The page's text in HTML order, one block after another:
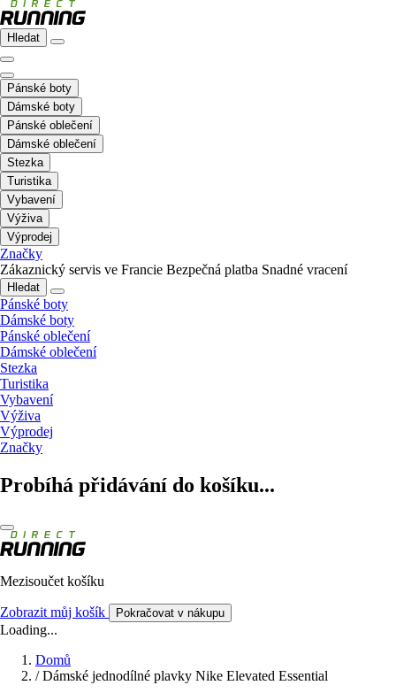
Hledat
Pánské boty
Dámské boty
Pánské oblečení
Dámské oblečení
Stezka
Turistika
Vybavení
Výživa
Výprodej
Značky
Zákaznický servis ve Francie Bezpečná platba Snadné vracení
Hledat
Pánské boty
Dámské boty
Pánské oblečení
Dámské oblečení
Stezka
Turistika
Vybavení
Výživa
Výprodej
Značky
Probíhá přidávání do košíku...
Mezisoučet košíku
Zobrazit můj košík Pokračovat v nákupu
Loading...
Domů
/ Dámské jednodílné plavky Nike Elevated Essential